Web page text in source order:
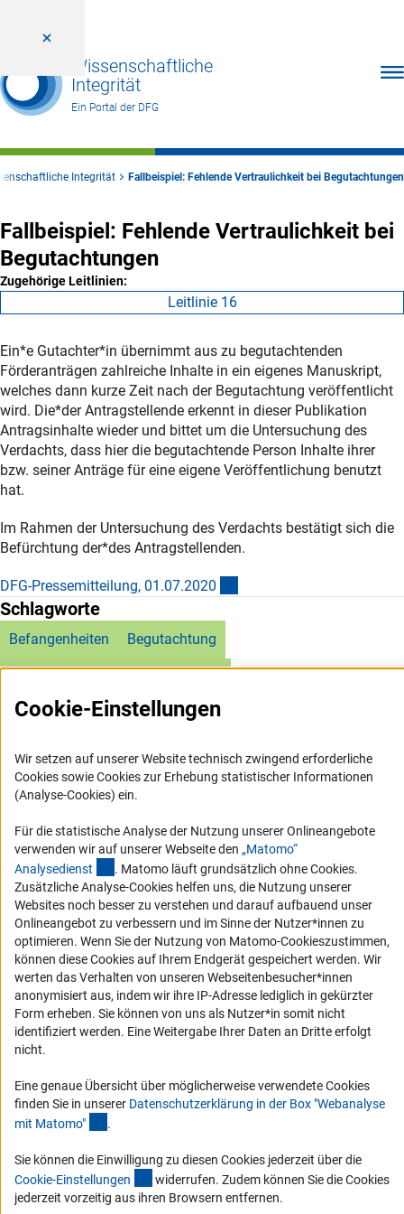
Wissenschaftliche
Integrität
Ein Portal der DFG
Integrität Fallbeispiel: Fehlende Vertraulichkeit bei Begutachtungen
Fallbeispiel: Fehlende Vertraulichkeit bei
Begutachtungen
Zugehörige Leitlinien:
Leitlinie 16
Ein*e Gutachter*in übernimmt aus zu begutachtenden
Förderanträgen zahlreiche Inhalte in ein eigenes Manuskript,
welches dann kurze Zeit nach der Begutachtung veröffentlicht
wird. Die*der Antragstellende erkennt in dieser Publikation
Antragsinhalte wieder und bittet um die Untersuchung des
Verdachts, dass hier die begutachtende Person Inhalte ihrer
bzw. seiner Anträge für eine eigene Veröffentlichung benutzt
hat.
Im Rahmen der Untersuchung des Verdachts bestätigt sich die
Befürchtung der*des Antragstellenden.
DFG-Pressemitteilung, 01.07.2020
Schlagworte
Befangenheiten Begutachtung
Service
RSS-Feed
Barrierefreiheit
Erklärung zur Barrierefreiheit
Barriere melden
Links
Zum Download des Kodex
DFG-Website
Sie haben Fragen oder möchten einen Verdachtsfall melden?
Zur Kontaktübersicht
Cookie-Einstellungen
Wir setzen auf unserer Website technisch zwingend erforderliche
Cookies sowie Cookies zur Erhebung statistischer Informationen
(Analyse-Cookies) ein.
Für die statistische Analyse der Nutzung unserer Onlineangebote
verwenden wir auf unserer Webseite den „Matomo“
Analysedienst (externer Link)
. Matomo läuft grundsätzlich ohne Cookies.
Zusätzliche Analyse-Cookies helfen uns, die Nutzung unserer
Websites noch besser zu verstehen und darauf aufbauend unser
Onlineangebot zu verbessern und im Sinne der Nutzer*innen zu
optimieren. Wenn Sie der Nutzung von Matomo-Cookieszustimmen,
können diese Cookies auf Ihrem Endgerät gespeichert werden. Wir
werten das Verhalten von unseren Webseitenbesucher*innen
anonymisiert aus, indem wir ihre IP-Adresse lediglich in gekürzter
Form erheben. Sie können von uns als Nutzer*in somit nicht
identifiziert werden. Eine Weitergabe Ihrer Daten an Dritte erfolgt
nicht.
Eine genaue Übersicht über möglicherweise verwendete Cookies
finden Sie in unserer Datenschutzerklärung in der Box "Webanalyse
mit Matomo" .
Sie können die Einwilligung zu diesen Cookies jederzeit über die
Cookie-Einstellungen (interner Link)
widerrufen. Zudem können Sie die Cookies
jederzeit vorzeitig aus ihren Browsern entfernen.